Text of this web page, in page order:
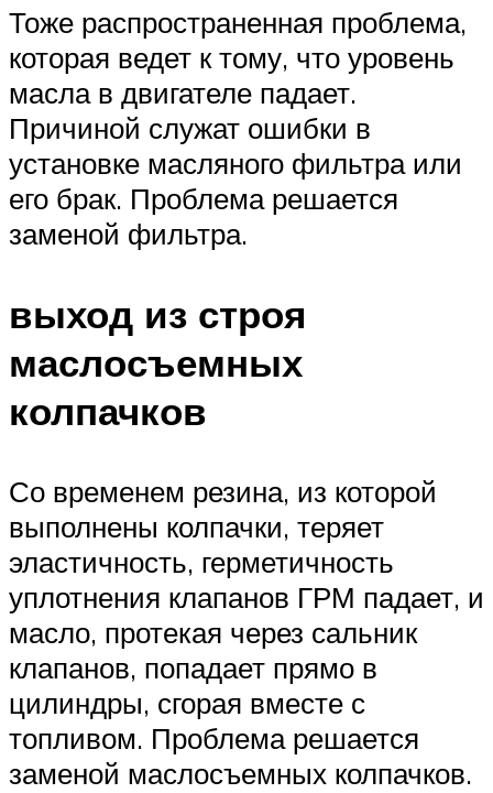
Тоже распространенная проблема,
которая ведет к тому, что уровень
масла в двигателе падает.
Причиной служат ошибки в
установке масляного фильтра или
его брак. Проблема решается
заменой фильтра.
выход из строя
маслосъемных
колпачков
Со временем резина, из которой
выполнены колпачки, теряет
эластичность, герметичность
уплотнения клапанов ГРМ падает, и
масло, протекая через сальник
клапанов, попадает прямо в
цилиндры, сгорая вместе с
топливом. Проблема решается
заменой маслосъемных колпачков.